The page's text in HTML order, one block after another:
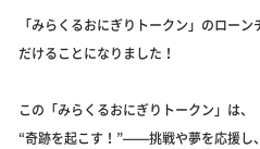
「みらくるおにぎりトークン」のロー
だけることになりました！
この「みらくるおにぎりトークン」は、
“奇跡を起こす！”——挑戦や夢を応援し